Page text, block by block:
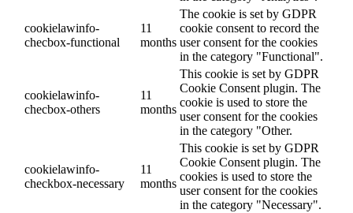
cookielawinfo-
checbox-functional
11
months
The cookie is set by GDPR
cookie consent to record the
user consent for the cookies
in the category "Functional".
cookielawinfo-
checbox-others
11
months
This cookie is set by GDPR
Cookie Consent plugin. The
cookie is used to store the
user consent for the cookies
in the category "Other.
cookielawinfo-
checkbox-necessary
11
months
This cookie is set by GDPR
Cookie Consent plugin. The
cookies is used to store the
user consent for the cookies
in the category "Necessary".